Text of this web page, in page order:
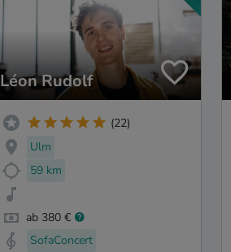
Léon Rudolf
(22)
Ulm
59 km
ab 380 €
SofaConcert